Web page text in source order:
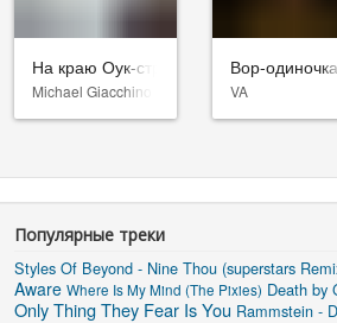
На краю Оук-стрит
Michael Giacchino
Вор-одиночка
VA
Популярные треки
Styles Of Beyond - Nine Thou (superstars
Aware Where Is My Mind (The Pixies) Death by
Only Thing They Fear Is You Rammstein -